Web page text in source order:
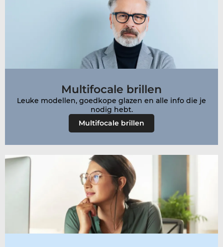
Multifocale brillen
Leuke modellen, goedkope glazen en alle info die je
nodig hebt.
Multifocale brillen